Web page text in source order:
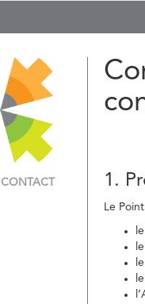
CONTACT 1.
Le